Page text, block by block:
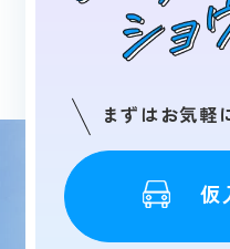
まずはお気軽
仮